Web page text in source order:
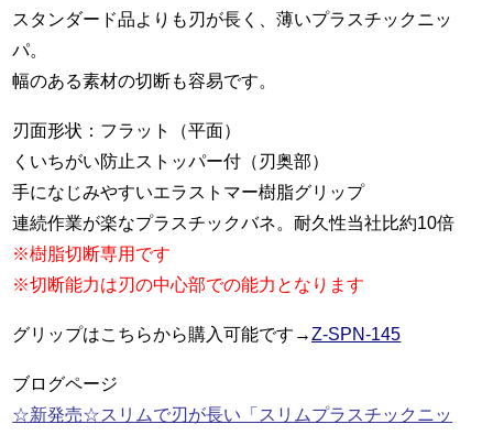
スタンダード品よりも刃が長く、薄いプラスチックニッ
パ。
幅のある素材の切断も容易です。
刃面形状：フラット（平面）
くいちがい防止ストッパー付（刃奥部）
手になじみやすいエラストマー樹脂グリップ
連続作業が楽なプラスチックバネ。耐久性当社比約10倍
※樹脂切断専用です
※切断能力は刃の中心部での能力となります
グリップはこちらから購入可能です→Z-SPN-145
ブログページ
☆新発売☆スリムで刃が長い「スリムプラスチックニッ